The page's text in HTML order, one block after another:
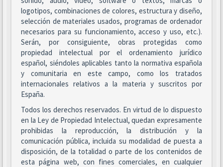
logotipos, combinaciones de colores, estructura y diseño,
selección de materiales usados, programas de ordenador
necesarios para su funcionamiento, acceso y uso, etc.).
Serán, por consiguiente, obras protegidas como
propiedad intelectual por el ordenamiento jurídico
español, siéndoles aplicables tanto la normativa española
y comunitaria en este campo, como los tratados
internacionales relativos a la materia y suscritos por
España.
Todos los derechos reservados. En virtud de lo dispuesto
en la Ley de Propiedad Intelectual, quedan expresamente
prohibidas la reproducción, la distribución y la
comunicación pública, incluida su modalidad de puesta a
disposición, de la totalidad o parte de los contenidos de
esta página web, con fines comerciales, en cualquier